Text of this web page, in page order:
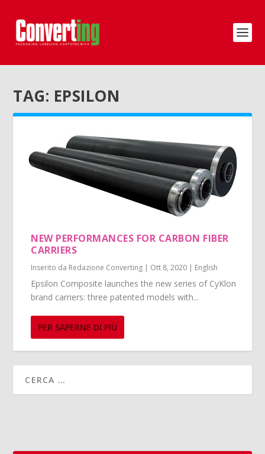
TAG: EPSILON
NEW PERFORMANCES FOR CARBON FIBER
CARRIERS
Inserito da Redazione Converting | Ott 8, 2020 | English
Epsilon Composite launches the new series of CyKlon
brand carriers: three patented models with...
PER SAPERNE DI PIÙ